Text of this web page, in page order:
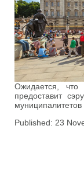
Ожидается, что
предоставит
Published: 23